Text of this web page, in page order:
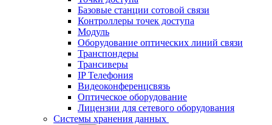
Базовые станции сотовой связи
Контроллеры точек доступа
Модуль
Оборудование оптических линий связи
Транспондеры
Трансиверы
IP Телефония
Видеоконференцсвязь
Оптическое оборудование
Лицензии для сетевого оборудования
Системы хранения данных